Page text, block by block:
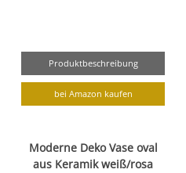
Produktbeschreibung
bei Amazon kaufen
Moderne Deko Vase oval
aus Keramik weiß/rosa